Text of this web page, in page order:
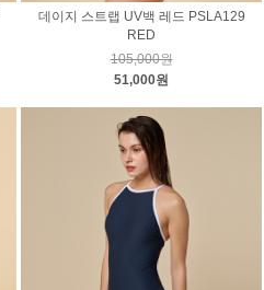
데이지 스트랩 UV백 레드 PSLA129
RED
105,000원
51,000원